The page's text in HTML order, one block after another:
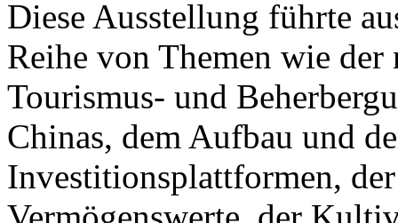
Diese Ausstellung führte
Reihe von Themen wie
Tourismus- und
Chinas, dem Aufbau und
Investitionsplattformen,